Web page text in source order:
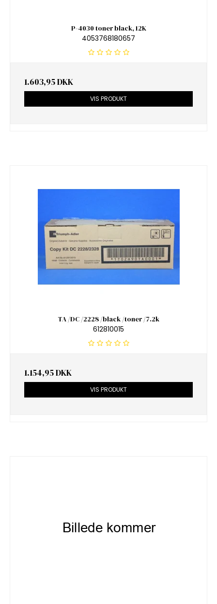
P-4030 toner black, 12K
4053768180657
1.603,95 DKK
VIS PRODUKT
TA /DC /2228 /black /toner /7.2k
612810015
1.154,95 DKK
VIS PRODUKT